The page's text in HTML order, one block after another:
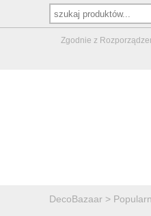
Zgodnie z
DecoBazaar >